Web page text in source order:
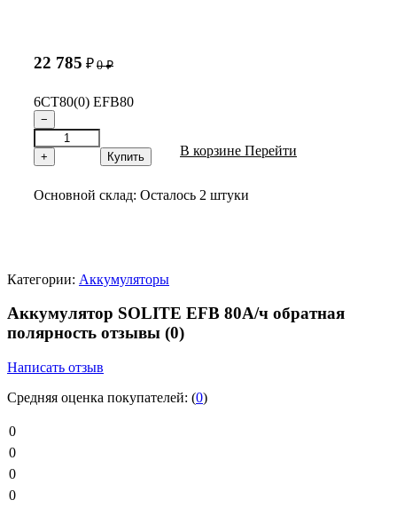
22 785 ₽ 0 ₽
6СТ80(0) EFB80
−
+ Купить В корзине Перейти
Основной склад: Осталось 2 штуки
Категории: Аккумуляторы
Аккумулятор SOLITE EFB 80А/ч обратная
полярность отзывы (0)
Написать отзыв
Средняя оценка покупателей: (0)
0
0
0
0